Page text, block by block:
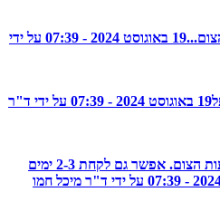
19 באוגוסט 2024 - 07:39 על ידי
19 באוגוסט 2024 - 07:39 על ידי ד"ר
ניתן לשנות את שעות הצום. אפשר גם לקחת 2-3 ימים
19 באוגוסט 2024 - 07:39 על ידי ד"ר מיכל חמו